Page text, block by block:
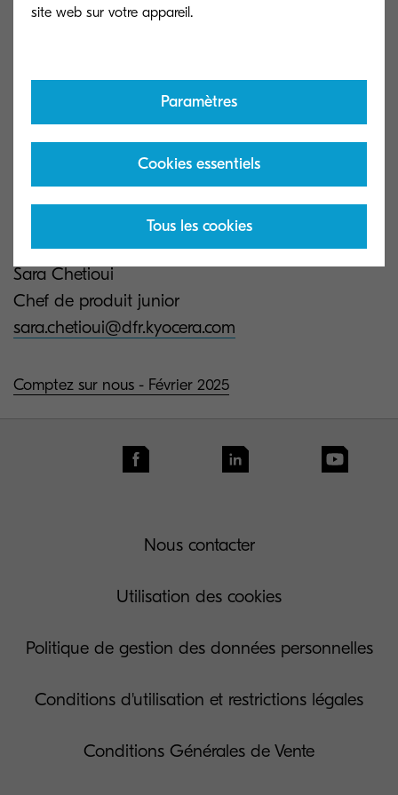
Sara Chetioui
Chef de produit junior
sara.chetioui@dfr.kyocera.com
Comptez sur nous - Février 2025
Nous contacter
Utilisation des cookies
Politique de gestion des données personnelles
Conditions d'utilisation et restrictions légales
Conditions Générales de Vente
Paramètres
Cookies essentiels
Tous les cookies